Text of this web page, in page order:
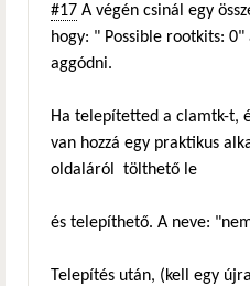
#17 A végén csinál egy
hogy: " Possible rootkits:
aggódni.
Ha telepítetted a clamtk-t,
van hozzá egy praktikus
oldaláról tölthető le
és telepíthető. A neve:
Telepítés után, (kell egy